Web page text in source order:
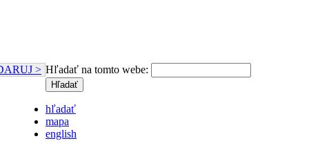
> Hľadať na tomto webe:
hľadať
mapa
english